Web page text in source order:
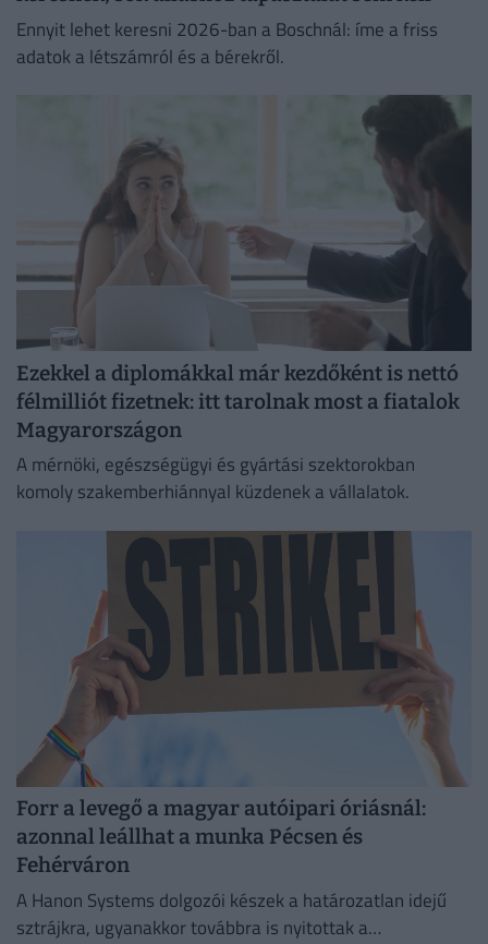
Ennyit lehet keresni 2026-ban a Boschnál: íme a friss
adatok a létszámról és a bérekről.
Ezekkel a diplomákkal már kezdőként is nettó
félmilliót fizetnek: itt tarolnak most a fiatalok
Magyarországon
A mérnöki, egészségügyi és gyártási szektorokban
komoly szakemberhiánnyal küzdenek a vállalatok.
Forr a levegő a magyar autóipari óriásnál:
azonnal leállhat a munka Pécsen és
Fehérváron
A Hanon Systems dolgozói készek a határozatlan idejű
sztrájkra, ugyanakkor továbbra is nyitottak a